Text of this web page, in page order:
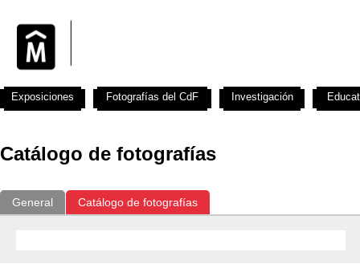
Catálogo de fotografías
General Catálogo de fotografías
Exposiciones Fotografías del CdF Investigación